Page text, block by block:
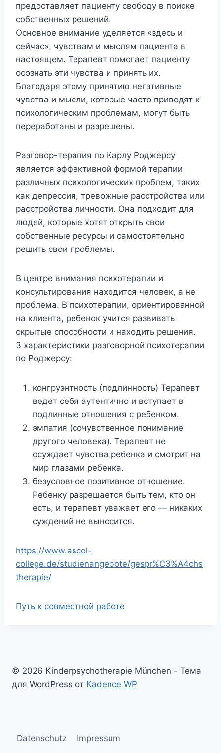
предоставляет пациенту свободу в поиске
собственных решений.
Основное внимание уделяется «здесь и
сейчас», чувствам и мыслям пациента в
настоящем. Терапевт помогает пациенту
осознать эти чувства и принять их.
Благодаря этому принятию негативные
чувства и мысли, которые часто приводят к
психологическим проблемам, могут быть
переработаны и разрешены.
Разговор-терапия по Карлу Роджерсу
является эффективной формой терапии
различных психологических проблем, таких
как депрессия, тревожные расстройства или
расстройства личности. Она подходит для
людей, которые хотят открыть свои
собственные ресурсы и самостоятельно
решить свои проблемы.
В центре внимания психотерапии и
консультирования находится человек, а не
проблема. В психотерапии, ориентированной
на клиента, ребенок учится развивать
скрытые способности и находить решения.
3 характеристики разговорной психотерапии
по Роджерсу:
конгруэнтность (подлинность) Терапевт
ведет себя аутентично и вступает в
подлинные отношения с ребенком.
эмпатия (сочувственное понимание
другого человека). Терапевт не
осуждает чувства ребенка и смотрит на
мир глазами ребенка.
безусловное позитивное отношение.
Ребенку разрешается быть тем, кто он
есть, и терапевт уважает его — никаких
суждений не выносится.
https://www.ascol-
college.de/studienangebote/gespr%C3%A4chs
therapie/
Путь к совместной работе
© 2026 Kinderpsychotherapie München - Тема
для WordPress от Kadence WP
Datenschutz Impressum